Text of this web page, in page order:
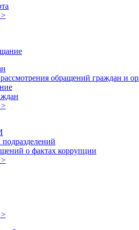
>
обращений граждан и
>
о фактах коррупции
>
>